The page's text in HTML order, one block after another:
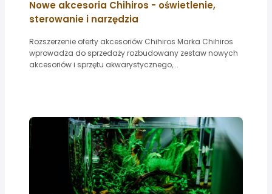
Nowe akcesoria Chihiros - oświetlenie,
sterowanie i narzędzia
Rozszerzenie oferty akcesoriów Chihiros Marka Chihiros
wprowadza do sprzedaży rozbudowany zestaw nowych
akcesoriów i sprzętu akwarystycznego,...